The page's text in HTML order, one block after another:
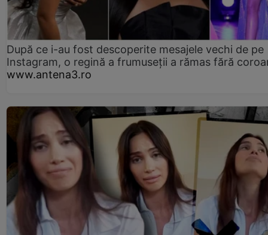
După ce i-au fost descoperite mesajele vechi de pe
Instagram, o regină a frumuseții a rămas fără
www.antena3.ro